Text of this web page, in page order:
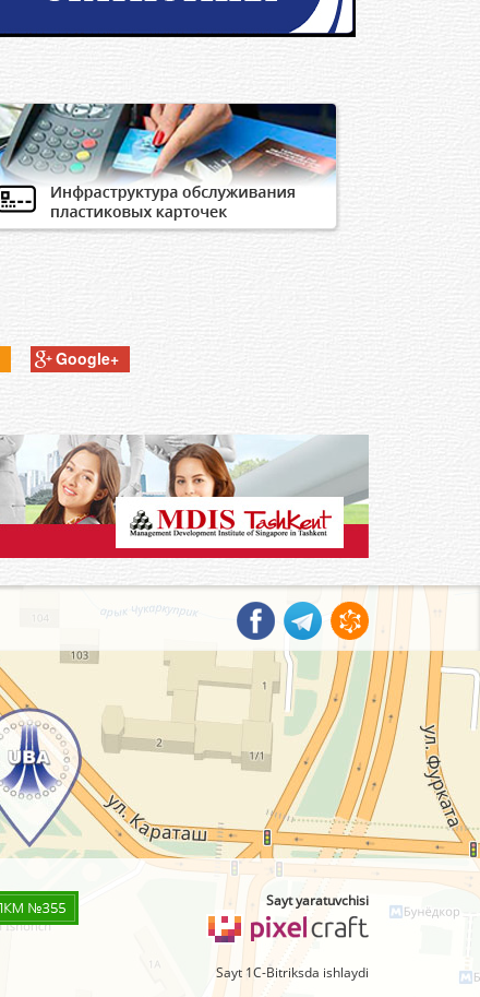
Google+
Sayt yaratuvchisi
Sayt 1C-Bitriksda ishlaydi